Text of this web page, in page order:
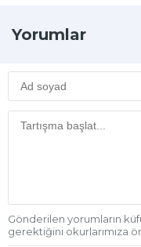
Yorumlar
Gönderilen yorumların
gerektiğini okurlarımıza